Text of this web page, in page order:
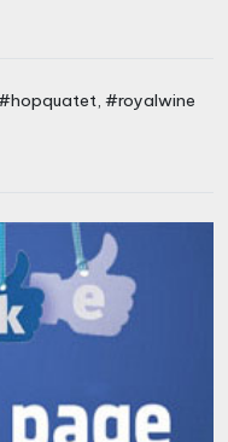
#royalwine